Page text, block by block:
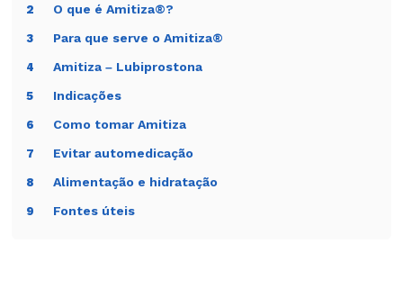
2 O que é Amitiza®?
3 Para que serve o Amitiza®
4 Amitiza – Lubiprostona
5 Indicações
6 Como tomar Amitiza
7 Evitar automedicação
8 Alimentação e hidratação
9 Fontes úteis